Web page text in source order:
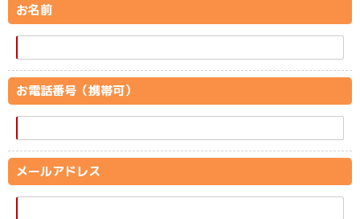
お名前
お電話番号（携帯可）
メールアドレス